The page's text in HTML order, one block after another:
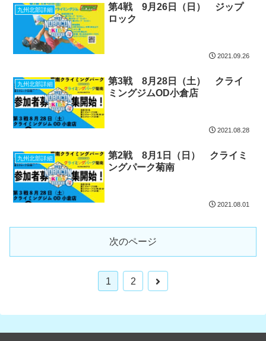
九州北部詳細
第4戦 9月26日（日） ジップ
ロック
2021.09.26
九州北部詳細
第3戦 8月28日（土） クライ
ミングジムOD小倉店
2021.08.28
九州北部詳細
第2戦 8月1日（日） クライミ
ングパーク菊南
2021.08.01
次のページ
1 2